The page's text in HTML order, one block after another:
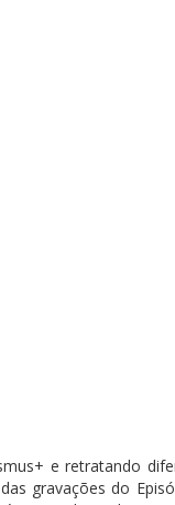
e retratando
gravações do